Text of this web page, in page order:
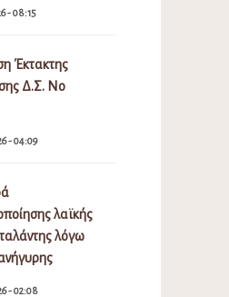
- 08:15
Έκτακτης
Δ.Σ. Νο
- 04:09
λαϊκής
λόγω
- 02:08